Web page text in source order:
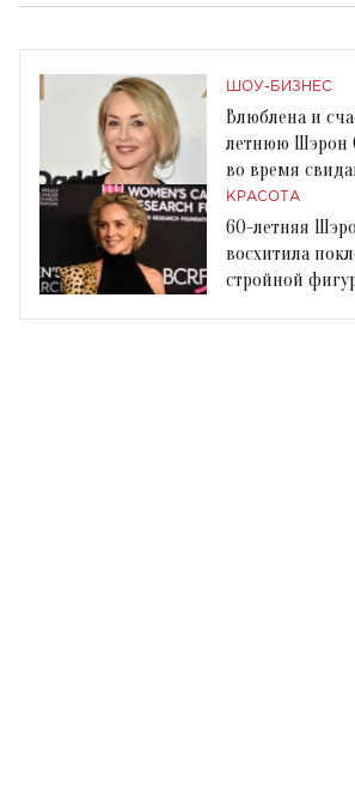
ШОУ-БИЗНЕС
Влюблена и
летнюю Шэрон
во время
журналистом
КРАСОТА
60-летняя
восхитила
стройной